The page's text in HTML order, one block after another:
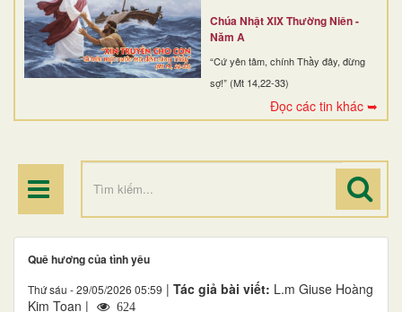
Chúa Nhật XIX Thường Niên -
Năm A
“Cứ yên tâm, chính Thầy đây, đừng
sợ!” (Mt 14,22-33)
Đọc các tin khác ➥
BAN MỤC VỤ
ĐOÀN THỂ CG
ĐIỂM HÀNH HƯƠNG
Quê hương của tình yêu
Thứ sáu - 29/05/2026 05:59 | Tác giả bài viết: L.m Giuse Hoàng
Kim Toan |
624